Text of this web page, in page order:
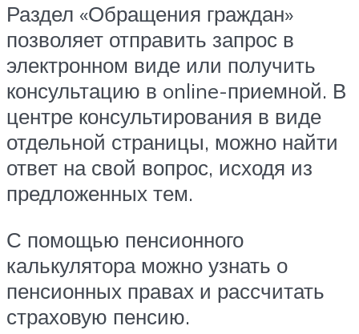
Раздел «Обращения граждан»
позволяет отправить запрос в
электронном виде или получить
консультацию в online-приемной. В
центре консультирования в виде
отдельной страницы, можно найти
ответ на свой вопрос, исходя из
предложенных тем.
С помощью пенсионного
калькулятора можно узнать о
пенсионных правах и рассчитать
страховую пенсию.